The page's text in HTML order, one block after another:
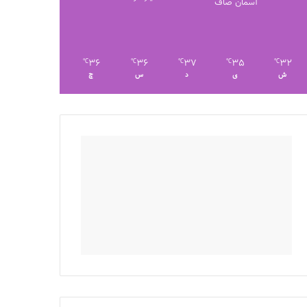
آسمان صاف
32
℃
ش
35
℃
ی
37
℃
د
36
℃
س
36
℃
چ